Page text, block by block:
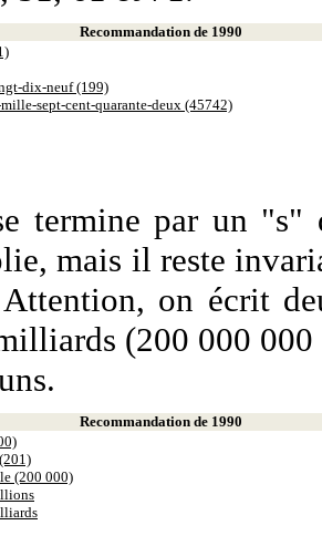
Recommandation de 1990
dix-neuf (199)
sept-cent-quarante-deux (45742)
termine par un "s"
mais il reste
on écrit
(200 000
Recommandation de 1990
(200 000)